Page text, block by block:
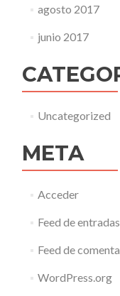
agosto 2017
junio 2017
Uncategorized
META
Acceder
Feed de entradas
Feed de
WordPress.org